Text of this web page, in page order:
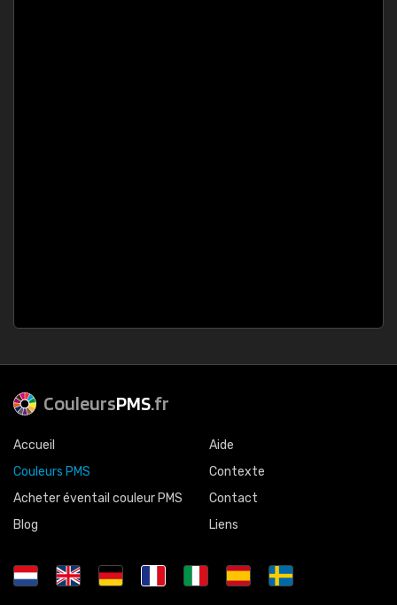
CouleursPMS.fr
Accueil
Couleurs PMS
Acheter éventail couleur PMS
Blog
Aide
Contexte
Contact
Liens